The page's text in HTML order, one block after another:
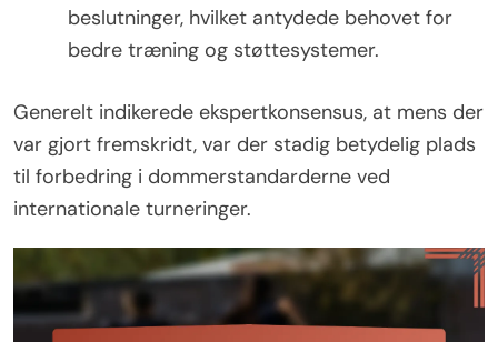
beslutninger, hvilket antydede behovet for
bedre træning og støttesystemer.
Generelt indikerede ekspertkonsensus, at mens der
var gjort fremskridt, var der stadig betydelig plads
til forbedring i dommerstandarderne ved
internationale turneringer.